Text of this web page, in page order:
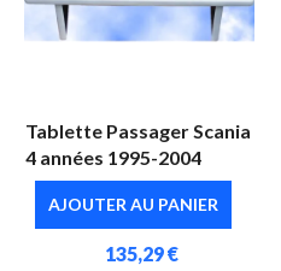
Tablette Passager Scania
4 années 1995-2004
AJOUTER AU PANIER
135,29 €